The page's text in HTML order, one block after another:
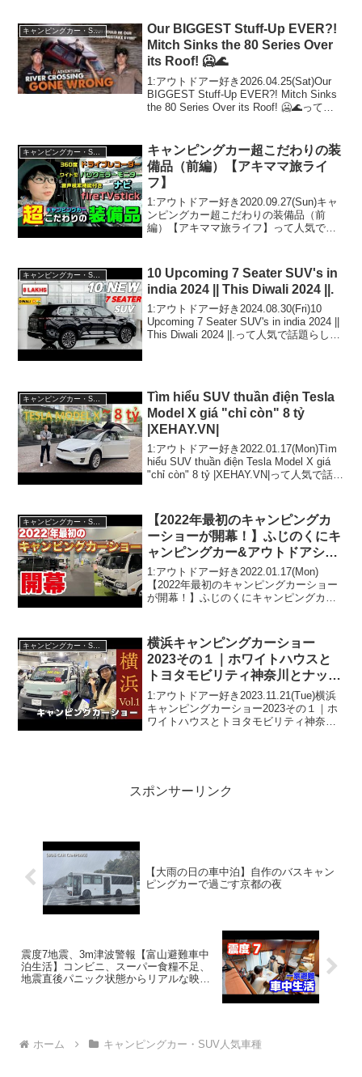
キャンピングカー・SUV人気車種
Our BIGGEST Stuff-Up EVER?!
Mitch Sinks the 80 Series Over
its Roof! 🥶🌊
1:アウトドアー好き2026.04.25(Sat)Our
BIGGEST Stuff-Up EVER?! Mitch Sinks
the 80 Series Over its Roof! 🥶🌊って人
キャンピングカー超こだわりの装
備品（前編）【アキママ旅ライ
フ】
1:アウトドアー好き2020.09.27(Sun)キャ
ンピングカー超こだわりの装備品（前
編）【アキママ旅ライフ】って人気で話
目です！3:アウトドアー好...
キャンピングカー・SUV人気車種
10 Upcoming 7 Seater SUV's in
india 2024 || This Diwali 2024 ||.
1:アウトドアー好き2024.08.30(Fri)10
Upcoming 7 Seater SUV's in india 2024 ||
This Diwali 2024 ||.って人気で話題らしい
Tìm hiểu SUV thuần điện Tesla
Model X giá "chỉ còn" 8 tỷ
|XEHAY.VN|
1:アウトドアー好き2022.01.17(Mon)Tìm
hiểu SUV thuần điện Tesla Model X giá
"chỉ còn" 8 tỷ |XEHAY.VN|って人気で話題
キャンピングカー・SUV人気車種
【2022年最初のキャンピングカ
ーショーが開幕！】ふじのくにキ
ャンピングカー&アウトドアショ
ー
1:アウトドアー好き2022.01.17(Mon)
【2022年最初のキャンピングカーショー
が開幕！】ふじのくにキャンピングカー&
き2022.01.17(Mon)この動...
横浜キャンピングカーショー
2023その１｜ホワイトハウスと
トヨタモビリティ神奈川とナッツ
RV
1:アウトドアー好き2023.11.21(Tue)横浜
キャンピングカーショー2023その１｜ホ
ワイトハウスとトヨタモビリティ神奈川
スポンサーリンク
【大雨の日の車中泊】自作のバスキャン
ピングカーで過ごす京都の夜
震度7地震、3m津波警報【富山避難車中
泊生活】コンビニ、スーパー食糧不足、
地震直後パニック状態からリアルな映像
ホーム キャンピングカー・SUV人気車種